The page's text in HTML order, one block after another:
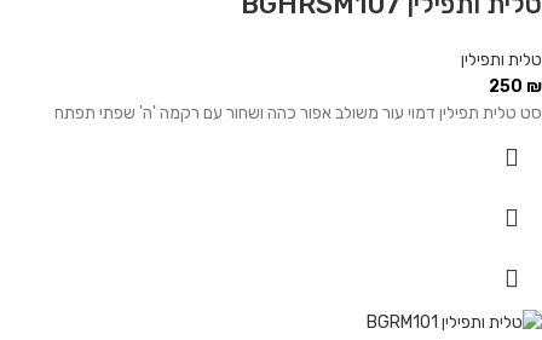
טלית ותפילין
250 ₪
סט טלית תפילין דמוי עור משולב אפור כהה ושחור עם רקמה 'ה' שפתי תפתח